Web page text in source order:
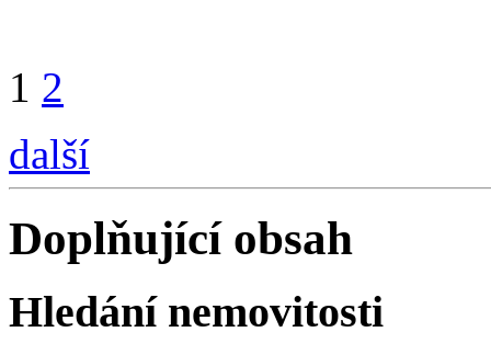
1 2
další
Doplňující obsah
Hledání nemovitosti